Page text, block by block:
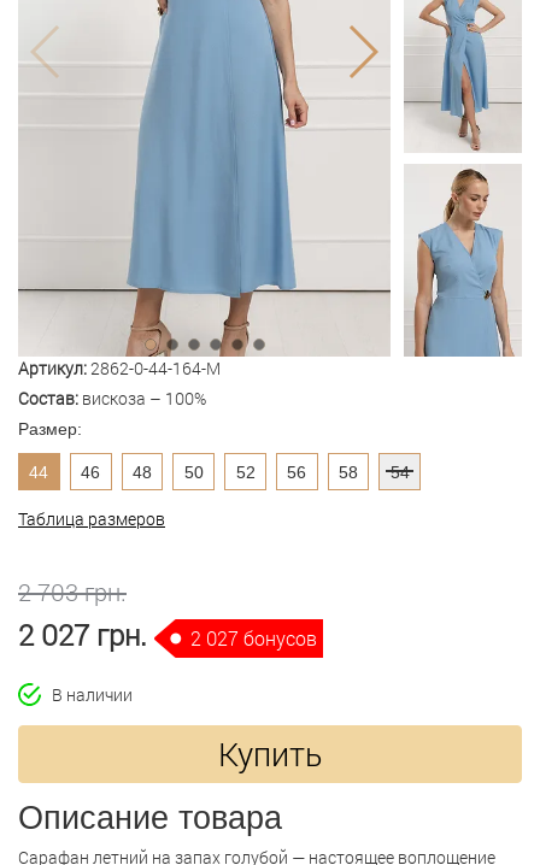
Артикул:2862-0-44-164-M
Состав: вискоза – 100%
Размер:
44 46 48 50 52 56 58 54
Таблица размеров
2 703 грн.
2 027 грн. 2 027 бонусов
В наличии
Купить
Описание товара
Сарафан летний на запах голубой — настоящее воплощение